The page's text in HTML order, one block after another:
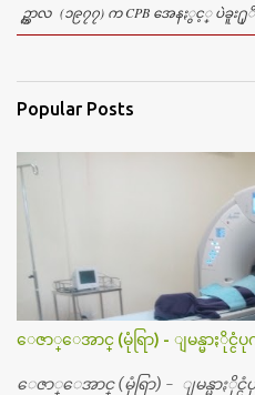
ဥ္ကာလ (၁၉၇၇) က CPB အေနႏွင့္ ပဲခူး႐ုိး
Popular Posts
ေဇာ္ေအာင္ (မုံရြာ) - ျမန္မာႏိုင္ငံ
ေဇာ္ေအာင္ (မုံရြာ) - ျမန္မာႏိုင္ငံ